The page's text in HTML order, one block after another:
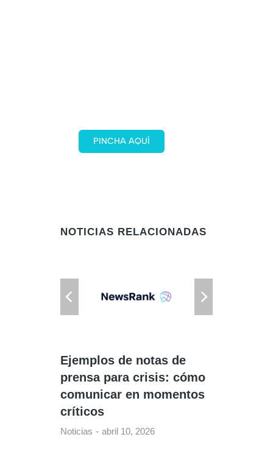
PINCHA AQUÍ
NOTICIAS RELACIONADAS
Ejemplos de notas de
prensa para crisis: cómo
comunicar en momentos
críticos
Noticias abril 10, 2026